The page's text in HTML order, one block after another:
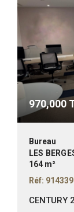
970,000
Bureau
LES
164 m²
Réf: 914339
CENTURY